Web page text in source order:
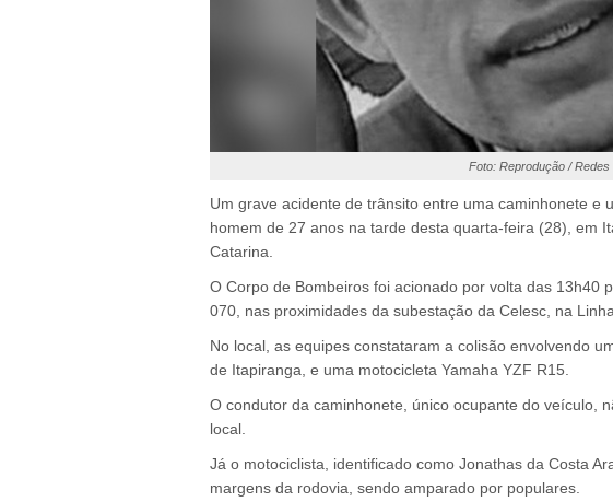
Foto: Reprodução / Redes
Um grave acidente de trânsito entre uma caminhonete e
homem de 27 anos na tarde desta quarta-feira (28), em
Catarina.
O Corpo de Bombeiros foi acionado por volta das 13h40
070, nas proximidades da subestação da Celesc, na
No local, as equipes constataram a colisão envolvendo
de Itapiranga, e uma motocicleta Yamaha YZF R15.
O condutor da caminhonete, único ocupante do veículo,
local.
Já o motociclista, identificado como Jonathas da Costa
margens da rodovia, sendo amparado por populares.